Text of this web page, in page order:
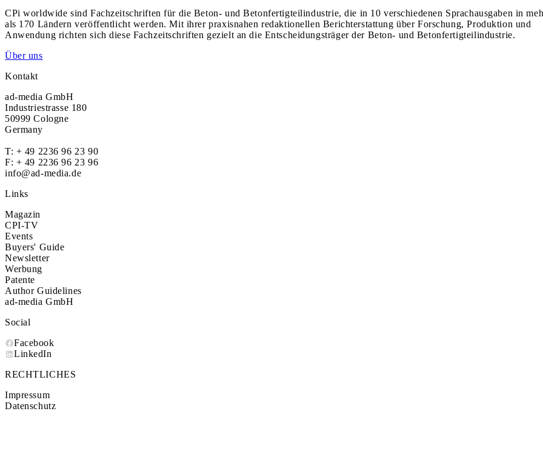
CPi worldwide sind Fachzeitschriften für die Beton- und Betonfertigteilindustrie, die in 10 verschiedenen Sprachausgaben in
als 170 Ländern veröffentlicht werden. Mit ihrer praxisnahen redaktionellen Berichterstattung über Forschung, Produktion und
Anwendung richten sich diese Fachzeitschriften gezielt an die Entscheidungsträger der Beton- und Betonfertigteilindustrie.
Über uns
Kontakt
ad-media GmbH
Industriestrasse 180
50999 Cologne
Germany
T: + 49 2236 96 23 90
F: + 49 2236 96 23 96
info@ad-media.de
Links
Magazin
CPI-TV
Events
Buyers' Guide
Newsletter
Werbung
Patente
Author Guidelines
ad-media GmbH
Social
Facebook
LinkedIn
RECHTLICHES
Impressum
Datenschutz